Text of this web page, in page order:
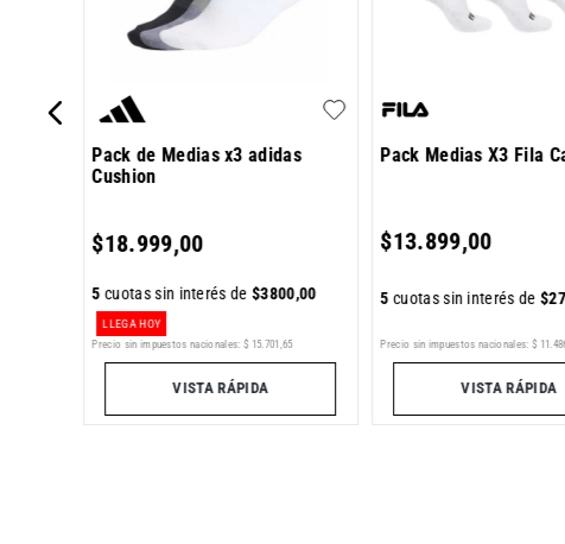
Pack de Medias x3 adidas
Cushion
$18.999,00
5 cuotas sin interés de$3800,00
LLEGA HOY
Precio sin impuestos nacionales: $ 15 701 ,65
VISTA RÁPIDA
Pack Medias X3 Fila
$13.899,00
5 cuotas sin interés de$
Precio sin impuestos nacionales: $ 11
VISTA RÁPIDA